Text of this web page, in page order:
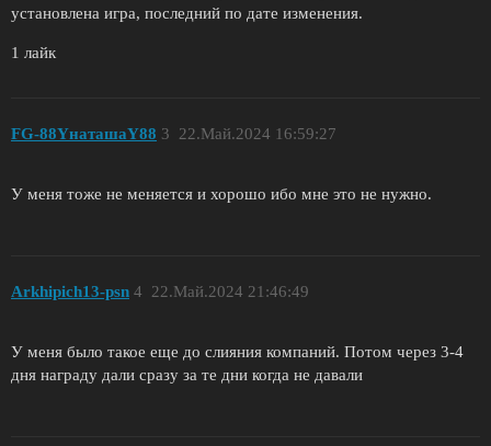
установлена игра, последний по дате изменения.
1 лайк
FG-88YнаташаY88 22.Май.2024 16:59:27
3
У меня тоже не меняется и хорошо ибо мне это не нужно.
Arkhipich13-psn 22.Май.2024 21:46:49
4
У меня было такое еще до слияния компаний. Потом через 3-4
дня награду дали сразу за те дни когда не давали